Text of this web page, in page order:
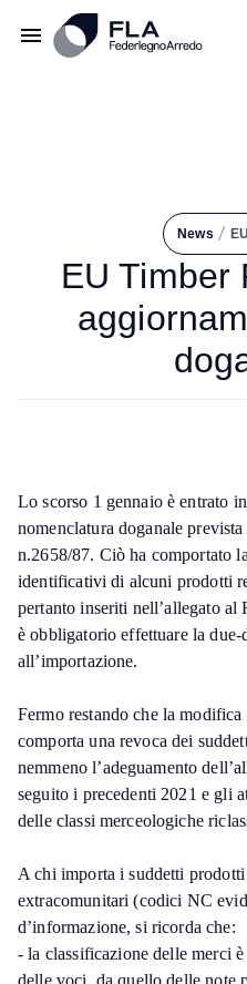
News /
EU Timber
Lo scorso 1 gennaio è entrato
nomenclatura doganale
n.2658/87. Ciò ha comportato
identificativi di alcuni prodotti
pertanto inseriti nell’allegato
è obbligatorio effettuare la
all’importazione.
Fermo restando che la
comporta una revoca dei
nemmeno l’adeguamento
seguito i precedenti 2021 e gli
delle classi merceologiche
A chi importa i suddetti
extracomunitari (codici NC
d’informazione, si ricorda che:
- la classificazione delle merci
delle voci, da quello delle note